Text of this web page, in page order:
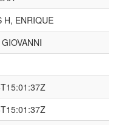
H, ENRIQUE